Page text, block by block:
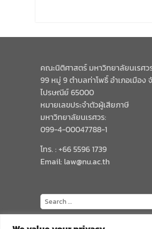
คณะนิติศาสตร์ มหาวิทยาลัยนเรศว
99 หมู่ 9 ตำบลท่าโพธิ์ อำเภอเมือ
ไปรษณีย์ 65000
หมายเลขประจำตัวผู้เสียภาษี
มหาวิทยาลัยนเรศวร:
099-4-00047788-1
โทร. : +66 5596 1739
Email: law@nu.ac.th